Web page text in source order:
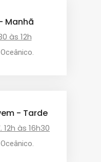
Manhã
às 12h
- Tarde
às 16h30